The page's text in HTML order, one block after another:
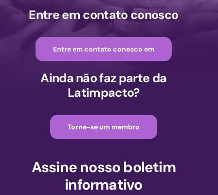
Entre em contato conosco
Entre em contato conosco em
Ainda não faz parte da
Latimpacto?
Torne-se um membro
Assine nosso boletim
informativo